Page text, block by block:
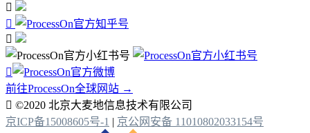




前往ProcessOn全球网站 →
 ©2020 北京大麦地信息技术有限公司
京ICP备15008605号-1 | 京公网安备 11010802033154号